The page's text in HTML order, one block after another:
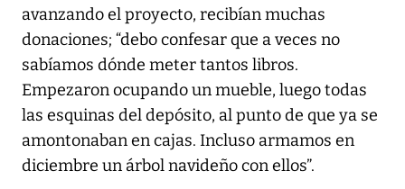
avanzando el proyecto, recibían muchas
donaciones; “debo confesar que a veces no
sabíamos dónde meter tantos libros.
Empezaron ocupando un mueble, luego todas
las esquinas del depósito, al punto de que ya se
amontonaban en cajas. Incluso armamos en
diciembre un árbol navideño con ellos”.